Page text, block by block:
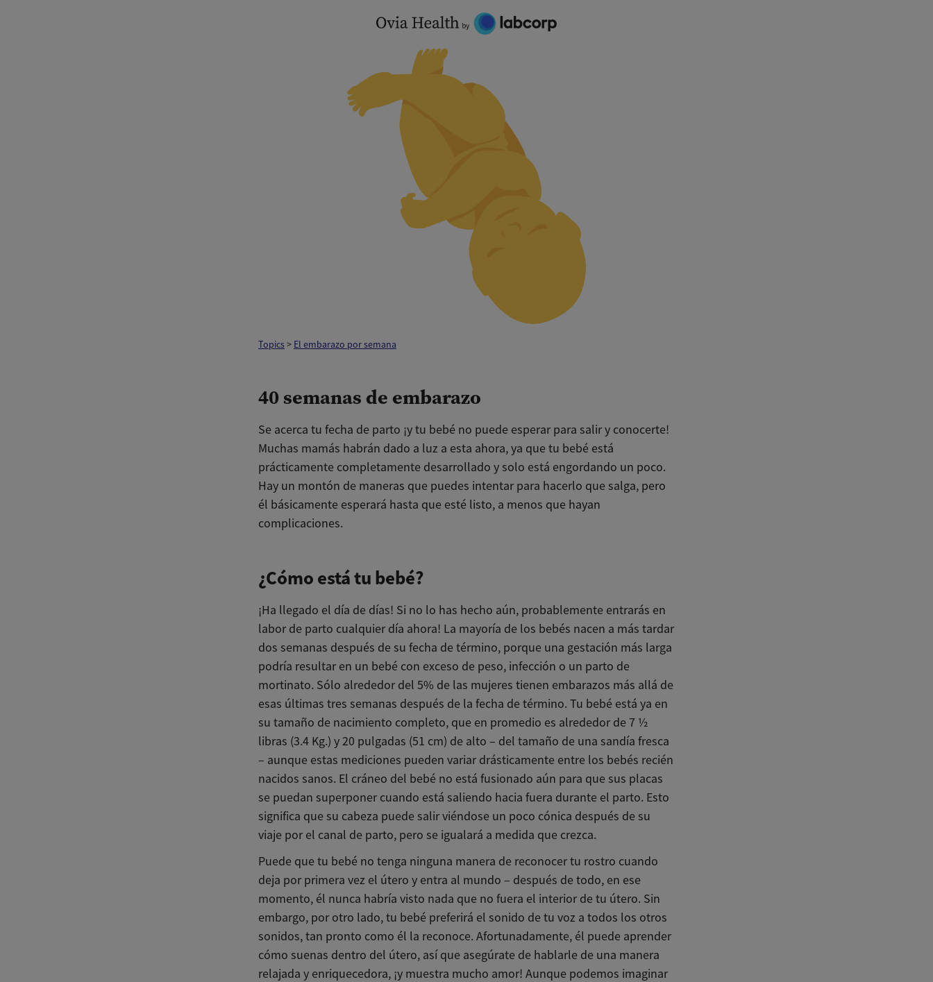
Topics> El embarazo por semana
40 semanas de embarazo
Se acerca tu fecha de parto ¡y tu bebé no puede esperar para salir y conocerte!
Muchas mamás habrán dado a luz a esta ahora, ya que tu bebé está
prácticamente completamente desarrollado y solo está engordando un poco.
Hay un montón de maneras que puedes intentar para hacerlo que salga, pero
él básicamente esperará hasta que esté listo, a menos que hayan
complicaciones.
¿Cómo está tu bebé?
¡Ha llegado el día de días! Si no lo has hecho aún, probablemente entrarás en
labor de parto cualquier día ahora! La mayoría de los bebés nacen a más tardar
dos semanas después de su fecha de término, porque una gestación más larga
podría resultar en un bebé con exceso de peso, infección o un parto de
mortinato. Sólo alrededor del 5% de las mujeres tienen embarazos más allá de
esas últimas tres semanas después de la fecha de término. Tu bebé está ya en
su tamaño de nacimiento completo, que en promedio es alrededor de 7 ½
libras (3.4 Kg.) y 20 pulgadas (51 cm) de alto – del tamaño de una sandía fresca
– aunque estas mediciones pueden variar drásticamente entre los bebés recién
nacidos sanos. El cráneo del bebé no está fusionado aún para que sus placas
se puedan superponer cuando está saliendo hacia fuera durante el parto. Esto
significa que su cabeza puede salir viéndose un poco cónica después de su
viaje por el canal de parto, pero se igualará a medida que crezca.
Puede que tu bebé no tenga ninguna manera de reconocer tu rostro cuando
deja por primera vez el útero y entra al mundo – después de todo, en ese
momento, él nunca habría visto nada que no fuera el interior de tu útero. Sin
embargo, por otro lado, tu bebé preferirá el sonido de tu voz a todos los otros
sonidos, tan pronto como él la reconoce. Afortunadamente, él puede aprender
cómo suenas dentro del útero, así que asegúrate de hablarle de una manera
relajada y enriquecedora, ¡y muestra mucho amor! Aunque podemos imaginar